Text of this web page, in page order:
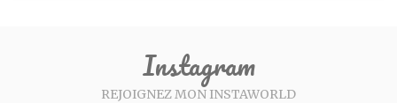
Instagram
REJOIGNEZ MON INSTAWORLD